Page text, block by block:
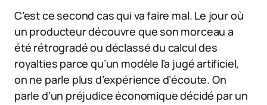
C’est ce second cas qui va faire mal. Le jour où
un producteur découvre que son morceau a
été rétrogradé ou déclassé du calcul des
royalties parce qu’un modèle l’a jugé artificiel,
on ne parle plus d’expérience d’écoute. On
parle d’un préjudice économique décidé par un